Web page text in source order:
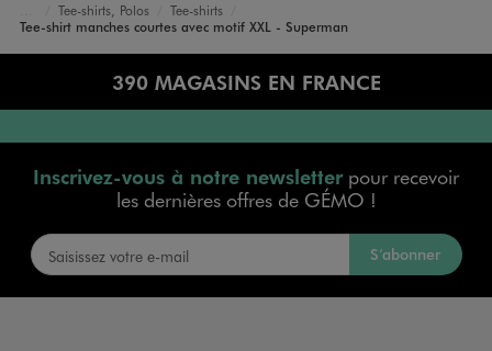
Accueil
Homme
Vêtements
Tee-shirts, Polos
Tee-shirts
Tee-shirt manches courtes avec motif XXL - Superman
390 MAGASINS EN FRANCE
Inscrivez-vous à notre newsletterpour recevoir
les dernières offres de GÉMO !
S’abonner